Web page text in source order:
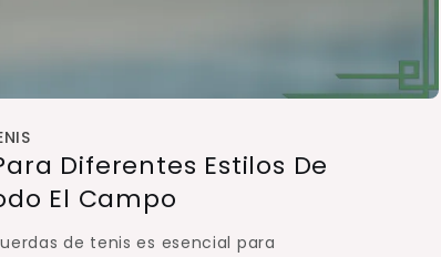
Diferentes Estilos De
El Campo
de tenis es esencial para